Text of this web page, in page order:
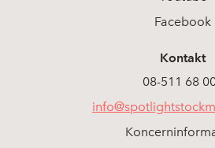
Facebook
Kontakt
08-511 68